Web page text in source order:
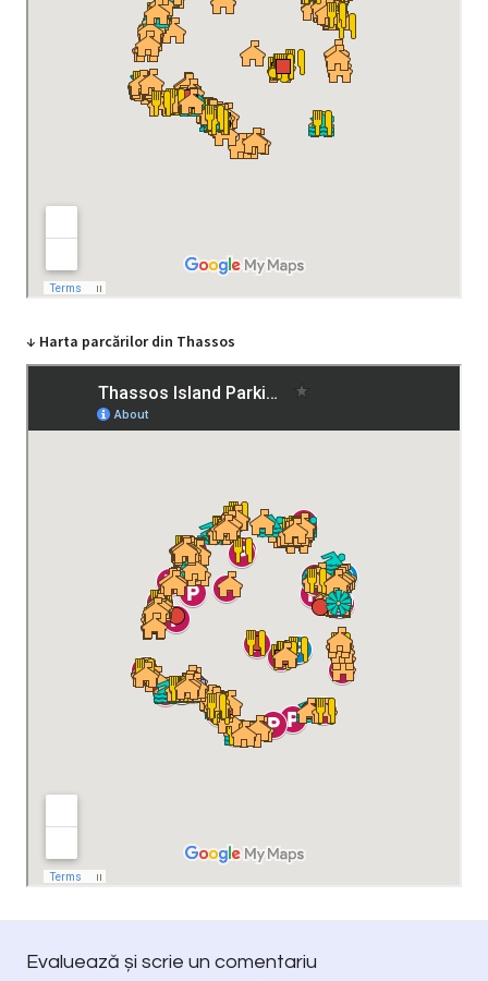
↓ Harta parcărilor din Thassos
Evaluează și scrie un comentariu